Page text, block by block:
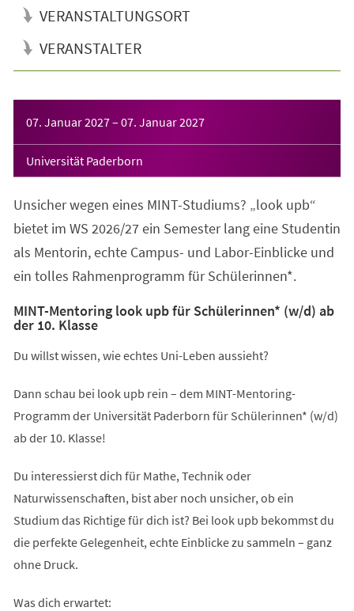
VERANSTALTUNGSORT
VERANSTALTER
07. Januar 2027– 07. Januar 2027
Universität Paderborn
Unsicher wegen eines MINT-Studiums? „look upb“
bietet im WS 2026/27 ein Semester lang eine Studentin
als Mentorin, echte Campus- und Labor-Einblicke und
ein tolles Rahmenprogramm für Schülerinnen*.
MINT-Mentoring look upb für Schülerinnen* (w/d) ab
der 10. Klasse
Du willst wissen, wie echtes Uni-Leben aussieht?
Dann schau bei look upb rein – dem MINT-Mentoring-
Programm der Universität Paderborn für Schülerinnen* (w/d)
ab der 10. Klasse!
Du interessierst dich für Mathe, Technik oder
Naturwissenschaften, bist aber noch unsicher, ob ein
Studium das Richtige für dich ist? Bei look upb bekommst du
die perfekte Gelegenheit, echte Einblicke zu sammeln – ganz
ohne Druck.
Was dich erwartet: